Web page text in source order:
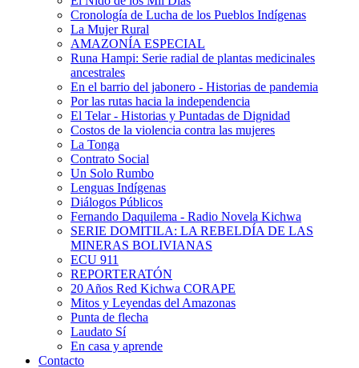
Cronología de Lucha de los Pueblos Indígenas
La Mujer Rural
AMAZONÍA ESPECIAL
Runa Hampi: Serie radial de plantas medicinales
ancestrales
En el barrio del jabonero - Historias de pandemia
Por las rutas hacia la independencia
El Telar - Historias y Puntadas de Dignidad
Costos de la violencia contra las mujeres
La Tonga
Contrato Social
Un Solo Rumbo
Lenguas Indígenas
Diálogos Públicos
Fernando Daquilema - Radio Novela Kichwa
SERIE DOMITILA: LA REBELDÍA DE LAS
MINERAS BOLIVIANAS
ECU 911
REPORTERATÓN
20 Años Red Kichwa CORAPE
Mitos y Leyendas del Amazonas
Punta de flecha
Laudato Sí
En casa y aprende
Contacto